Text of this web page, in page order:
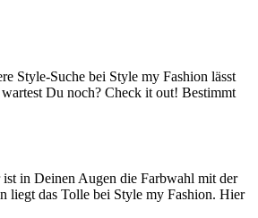
Style-Suche bei Style my Fashion lässt
Du noch? Check it out! Bestimmt
in Deinen Augen die Farbwahl mit der
liegt das Tolle bei Style my Fashion. Hier